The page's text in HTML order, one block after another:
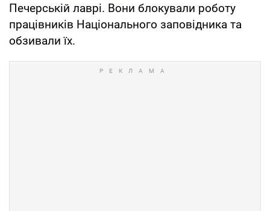
Печерській лаврі. Вони блокували роботу
працівників Національного заповідника та
обзивали їх.